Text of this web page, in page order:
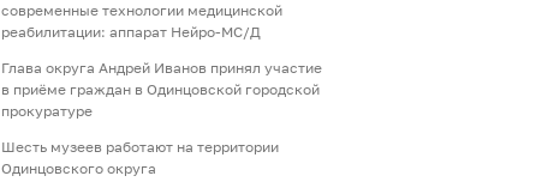
современные технологии медицинской
реабилитации: аппарат Нейро-МС/Д
Глава округа Андрей Иванов принял участие
в приёме граждан в Одинцовской городской
прокуратуре
Шесть музеев работают на территории
Одинцовского округа